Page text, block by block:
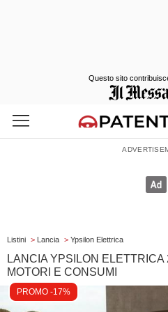
Listini > Lancia > Ypsilon Elettrica
LANCIA YPSILON
MOTORI E CONSUMI
PROMO -17%
Questo sito